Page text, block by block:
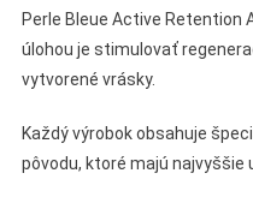
Perle Bleue Active Retention
úlohou je stimulovať
vytvorené vrásky.
Každý výrobok obsahuje
pôvodu, ktoré majú najvyššie